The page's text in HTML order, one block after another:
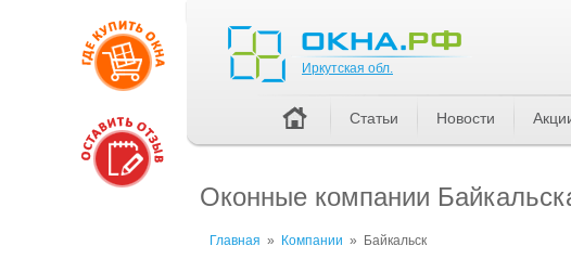
Оконные компании
Главная » Компании » Байкальск
Иркутская обл.
Статьи Новости